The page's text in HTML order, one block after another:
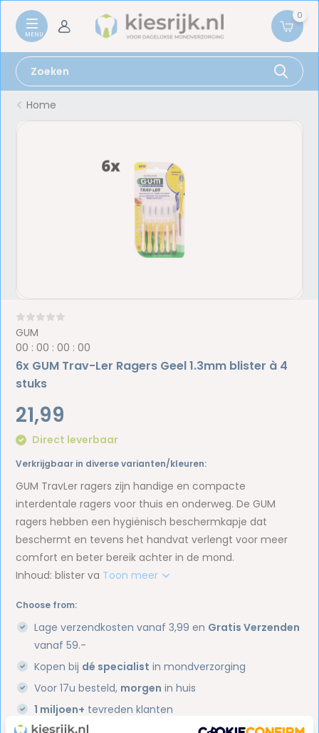
0
Home
GUM
00 :00 :00 :00
6x GUM Trav-Ler Ragers Geel 1.3mm blister à 4
stuks
21,99
Direct leverbaar
Verkrijgbaar in diverse varianten/kleuren:
GUM TravLer ragers zijn handige en compacte
interdentale ragers voor thuis en onderweg. De GUM
ragers hebben een hygiënisch beschermkapje dat
beschermt en tevens het handvat verlengt voor meer
comfort en beter bereik achter in de mond.
Inhoud: blister va Toon meer
Choose from:
Lage verzendkosten vanaf 3,99 en Gratis Verzenden
vanaf 59.-
Kopen bij dé specialist in mondverzorging
Voor 17u besteld, morgen in huis
1 miljoen+ tevreden klanten